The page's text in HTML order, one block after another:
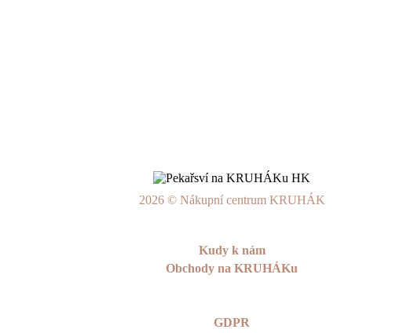
2026 © Nákupní centrum KRUHÁK
Kudy k nám
Obchody na KRUHÁKu
GDPR